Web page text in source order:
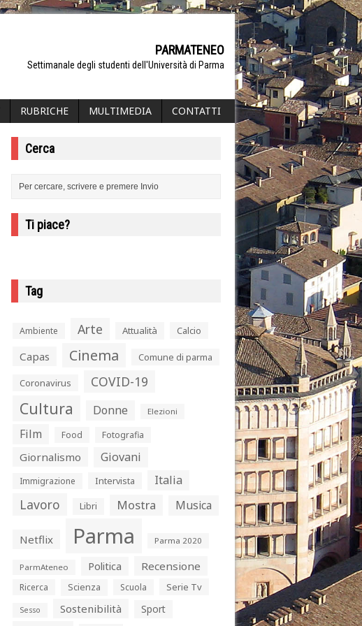
PARMATENEO
Settimanale degli studenti dell'Università di Parma
RUBRICHE MULTIMEDIA CONTATTI
Cerca
Ti piace?
Tag
Ambiente Arte Attualità Calcio
Capas Cinema Comune di parma
Coronavirus COVID-19
Cultura Donne Elezioni
Film Food Fotografia
Giornalismo Giovani
Immigrazione Intervista Italia
Lavoro Libri Mostra Musica
Netflix Parma Parma 2020
ParmAteneo Politica Recensione
Ricerca Scienza Scuola Serie Tv
Sesso Sostenibilità Sport